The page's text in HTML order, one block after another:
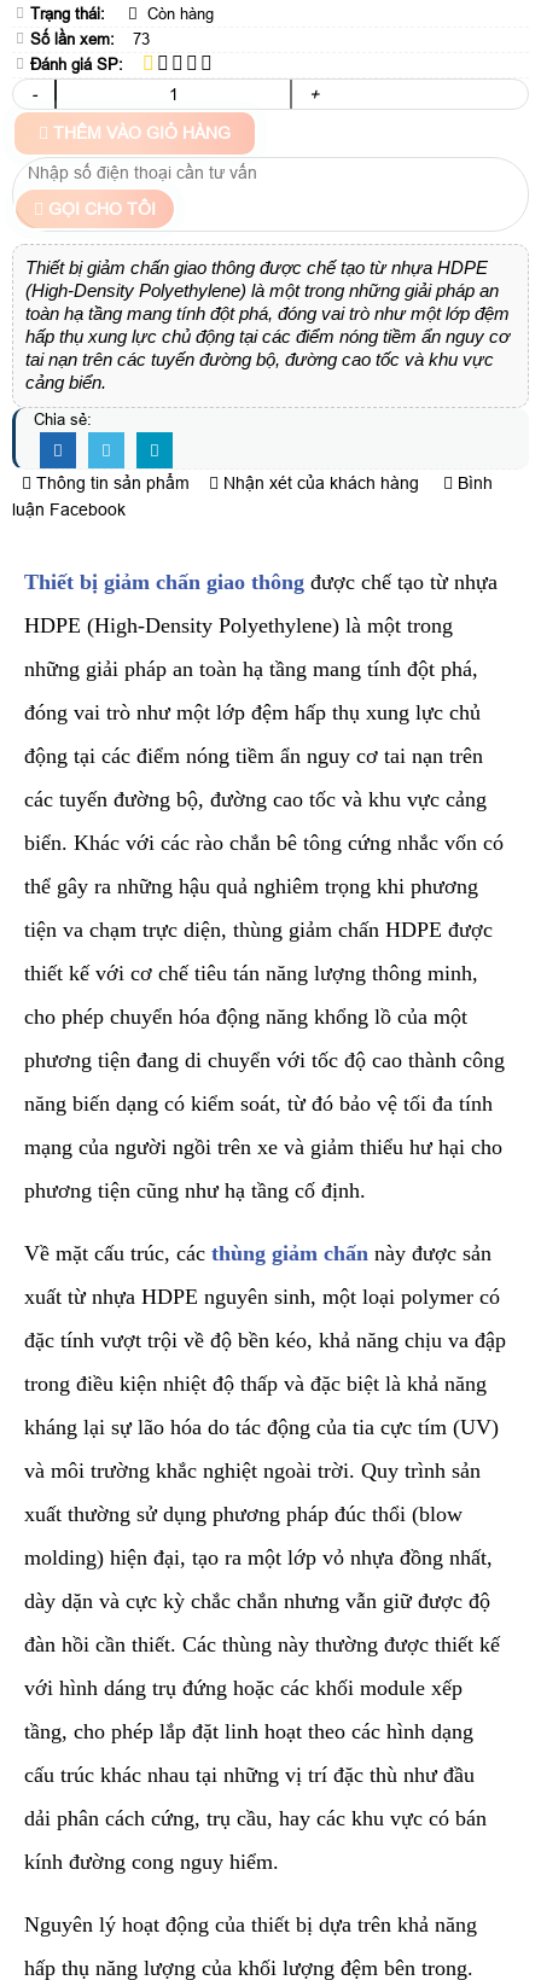
Trạng thái:
Còn hàng
Số lần xem:
73
Đánh giá SP:
-
+
THÊM VÀO GIỎ HÀNG
GỌI CHO TÔI
Thiết bị giảm chấn giao thông được chế tạo từ nhựa HDPE
(High-Density Polyethylene) là một trong những giải pháp an
toàn hạ tầng mang tính đột phá, đóng vai trò như một lớp đệm
hấp thụ xung lực chủ động tại các điểm nóng tiềm ẩn nguy cơ
tai nạn trên các tuyến đường bộ, đường cao tốc và khu vực
cảng biển.
Chia sẻ:
Thông tin sản phẩm Nhận xét của khách hàng
Bình
luận Facebook
Thiết bị giảm chấn giao thông được chế tạo từ nhựa
HDPE (High-Density Polyethylene) là một trong
những giải pháp an toàn hạ tầng mang tính đột phá,
đóng vai trò như một lớp đệm hấp thụ xung lực chủ
động tại các điểm nóng tiềm ẩn nguy cơ tai nạn trên
các tuyến đường bộ, đường cao tốc và khu vực cảng
biển. Khác với các rào chắn bê tông cứng nhắc vốn có
thể gây ra những hậu quả nghiêm trọng khi phương
tiện va chạm trực diện, thùng giảm chấn HDPE được
thiết kế với cơ chế tiêu tán năng lượng thông minh,
cho phép chuyển hóa động năng khổng lồ của một
phương tiện đang di chuyển với tốc độ cao thành công
năng biến dạng có kiểm soát, từ đó bảo vệ tối đa tính
mạng của người ngồi trên xe và giảm thiểu hư hại cho
phương tiện cũng như hạ tầng cố định.
​Về mặt cấu trúc, các thùng giảm chấn này được sản
xuất từ nhựa HDPE nguyên sinh, một loại polymer có
đặc tính vượt trội về độ bền kéo, khả năng chịu va đập
trong điều kiện nhiệt độ thấp và đặc biệt là khả năng
kháng lại sự lão hóa do tác động của tia cực tím (UV)
và môi trường khắc nghiệt ngoài trời. Quy trình sản
xuất thường sử dụng phương pháp đúc thổi (blow
molding) hiện đại, tạo ra một lớp vỏ nhựa đồng nhất,
dày dặn và cực kỳ chắc chắn nhưng vẫn giữ được độ
đàn hồi cần thiết. Các thùng này thường được thiết kế
với hình dáng trụ đứng hoặc các khối module xếp
tầng, cho phép lắp đặt linh hoạt theo các hình dạng
cấu trúc khác nhau tại những vị trí đặc thù như đầu
dải phân cách cứng, trụ cầu, hay các khu vực có bán
kính đường cong nguy hiểm.
​Nguyên lý hoạt động của thiết bị dựa trên khả năng
hấp thụ năng lượng của khối lượng đệm bên trong.